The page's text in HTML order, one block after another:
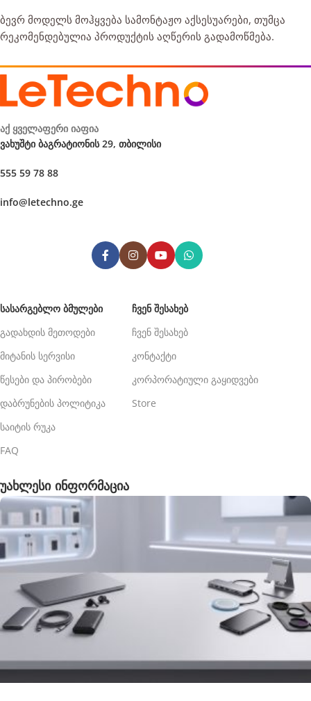
ბევრ მოდელს მოჰყვება სამონტაჟო აქსესუარები, თუმცა
რეკომენდებულია პროდუქტის აღწერის გადამოწმება.
აქ ყველაფერი იაფია
ვახუშტი ბაგრატიონის 29, თბილისი
555 59 78 88
info@letechno.ge
ᲡᲐᲡᲐᲠᲒᲔᲑᲚᲝ ᲑᲛᲣᲚᲔᲑᲘ
გადახდის მეთოდები
მიტანის სერვისი
წესები და პირობები
დაბრუნების პოლიტიკა
საიტის რუკა
FAQ
ᲩᲕᲔᲜ ᲨᲔᲡᲐᲮᲔᲑ
ჩვენ შესახებ
კონტაქტი
კორპორატიული გაყიდვები
Store
უახლესი ინფორმაცია